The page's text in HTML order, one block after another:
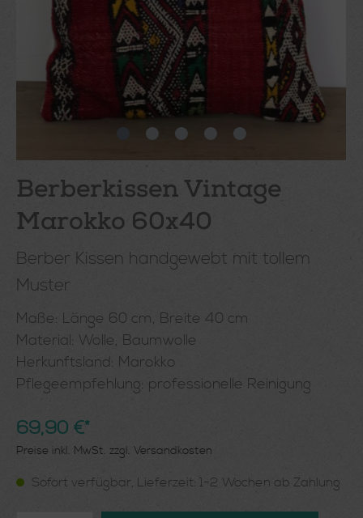
Berberkissen Vintage
Marokko 60x40
Berber Kissen handgewebt mit tollem
Muster
Maße: Länge 60 cm, Breite 40 cm
Material: Wolle, Baumwolle
Herkunftsland: Marokko
Pflegeempfehlung: professionelle Reinigung
69,90 €*
Preise inkl. MwSt. zzgl. Versandkosten
Sofort verfügbar, Lieferzeit: 1-2 Wochen ab Zahlung